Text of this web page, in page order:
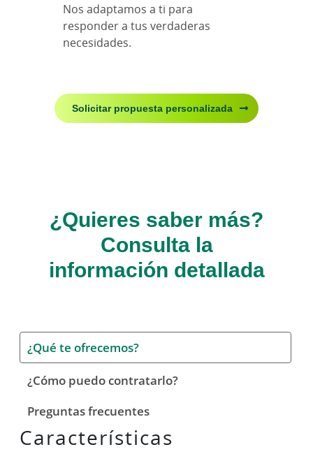
Nos adaptamos a ti para
responder a tus verdaderas
necesidades.
Solicitar propuesta personalizada
¿Quieres saber más?
Consulta la
información detallada
¿Qué te ofrecemos?
¿Cómo puedo contratarlo?
Preguntas frecuentes
Características